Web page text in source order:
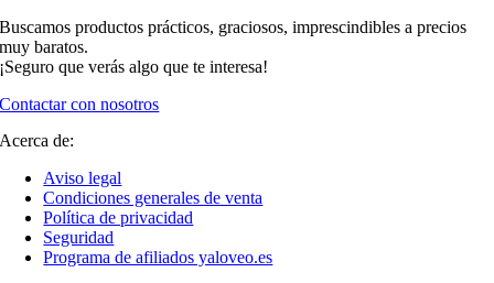
Buscamos productos prácticos, graciosos, imprescindibles a precios
muy baratos.
¡Seguro que verás algo que te interesa!
Contactar con nosotros
Acerca de:
Aviso legal
Condiciones generales de venta
Política de privacidad
Seguridad
Programa de afiliados yaloveo.es